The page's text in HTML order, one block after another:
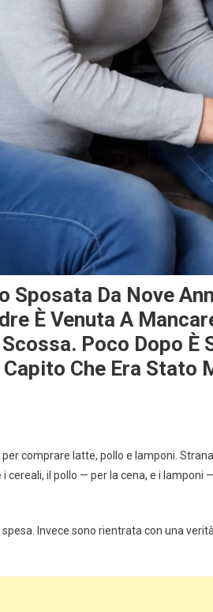
Sposata Da Nove
È Venuta A
Poco Dopo È
Capito Che Era
comprare latte, pollo e lamponi.
cereali, il pollo — per la cena, e i
Invece sono rientrata con una